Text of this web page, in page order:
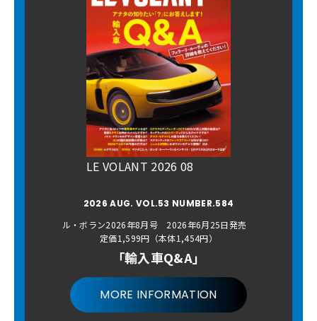
LE VOLANT 2026 08
2026 AUG. VOL.53 NUMBER.584
ル・ボラン2026年8月号 2026年6月25日発売
定価1,599円（本体1,454円）
「輸入車Q&A」
MORE INFORMATION